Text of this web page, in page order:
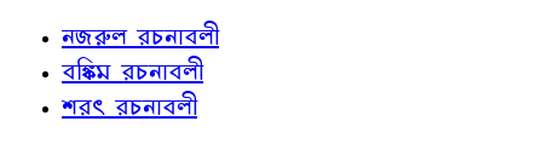
নজরুল রচনাবলী
বঙ্কিম রচনাবলী
শরৎ রচনাবলী